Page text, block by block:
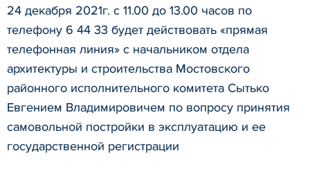
24 декабря 2021г. с 11.00 до 13.00 часов по
телефону 6 44 33 будет действовать «прямая
телефонная линия» с начальником отдела
архитектуры и строительства Мостовского
районного исполнительного комитета Сытько
Евгением Владимировичем по вопросу принятия
самовольной постройки в эксплуатацию и ее
государственной регистрации